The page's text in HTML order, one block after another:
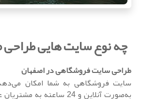
چه نوع سایت هایی طراحی
طراحی سایت فروشگاهی در اصفهان
سایت فروشگاهی به شما امکان
به‌صورت آنلاین و 24 ساعته